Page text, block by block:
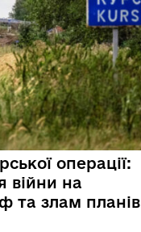
операції:
війни на
та злам планів